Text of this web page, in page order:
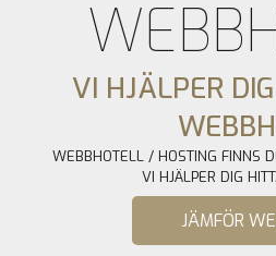
VI HJÄLPER
WEBBHOTELL / HOSTING FINNS
VI HJÄLPER DIG
JÄMFÖR